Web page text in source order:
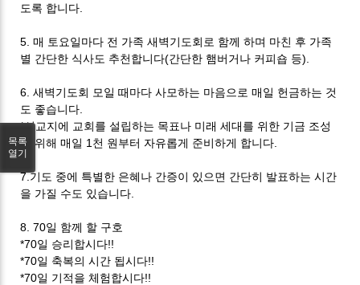
도록 합니다
5.매 토요일마다 전 가족 새벽기도회로 함께 하며 마친 후 가족
별 간단한 식사도 추천합니다(간단한 햄버거나 커피숍 등).
6.새벽기도회 모일 때마다 사모하는 마음으로 매일 헌금하는 것
도 좋습니다
*선교지에 교회를 설립하는 목표나 미래 세대를 위한 기금 조성
을 위해매일 1 천 원부터 자유롭게 준비하게 합니다
7.기도 중에 특별한 은혜나 간증이 있으면 간단히 발표하는 시간
을 가질 수도 있습니다
8. 70일 함께 할 구호
*70일 승리합시다!!
*70일 축복의 시간 됩시다!!
*70일 기적을 체험합시다!!
목록
열기